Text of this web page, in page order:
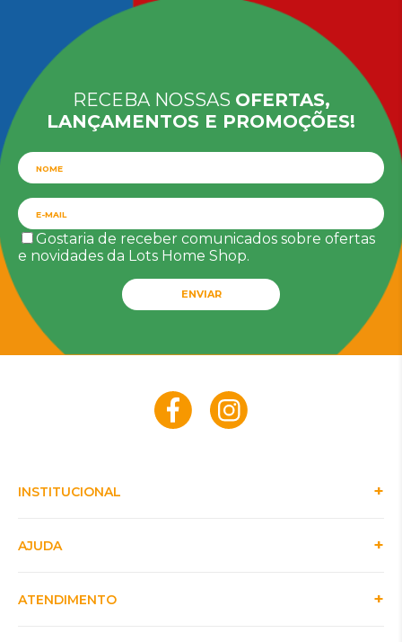
RECEBA NOSSAS OFERTAS,
LANÇAMENTOS E PROMOÇÕES!
Gostaria de receber comunicados sobre ofertas
e novidades da Lots Home Shop.
ENVIAR
INSTITUCIONAL
AJUDA
ATENDIMENTO